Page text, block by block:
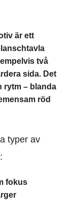
är ett
två
sida. Det
rytm – blanda
röd
typer av
fokus